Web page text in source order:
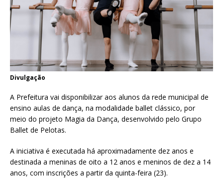
Divulgação
A Prefeitura vai disponibilizar aos alunos da rede municipal de
ensino aulas de dança, na modalidade ballet clássico, por
meio do projeto Magia da Dança, desenvolvido pelo Grupo
Ballet de Pelotas.
A iniciativa é executada há aproximadamente dez anos e
destinada a meninas de oito a 12 anos e meninos de dez a 14
anos, com inscrições a partir da quinta-feira (23).